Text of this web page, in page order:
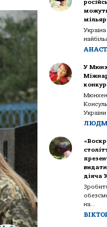
У
України
діяча
на...